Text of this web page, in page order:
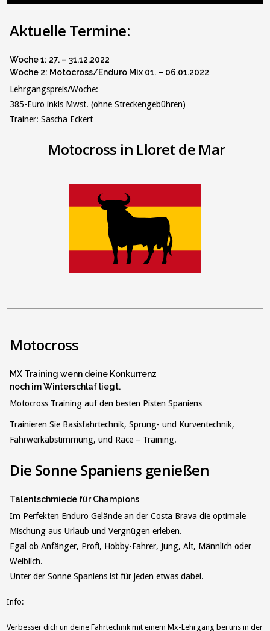
Aktuelle Termine:
Woche 1: 27. – 31.12.2022
Woche 2: Motocross/Enduro Mix 01. – 06.01.2022
Lehrgangspreis/Woche:
385-Euro inkls Mwst. (ohne Streckengebühren)
Trainer: Sascha Eckert
Motocross in Lloret de Mar
Motocross
MX Training wenn deine Konkurrenz
noch im Winterschlaf liegt.
Motocross Training auf den besten Pisten Spaniens
Trainieren Sie Basisfahrtechnik, Sprung- und Kurventechnik,
Fahrwerkabstimmung, und Race – Training.
Die Sonne Spaniens genießen
Talentschmiede für Champions
Im Perfekten Enduro Gelände an der Costa Brava die optimale
Mischung aus Urlaub und Vergnügen erleben.
Egal ob Anfänger, Profi, Hobby-Fahrer, Jung, Alt, Männlich oder
Weiblich.
Unter der Sonne Spaniens ist für jeden etwas dabei.
Info:
Verbesser dich un deine Fahrtechnik mit einem Mx-Lehrgang bei uns in der